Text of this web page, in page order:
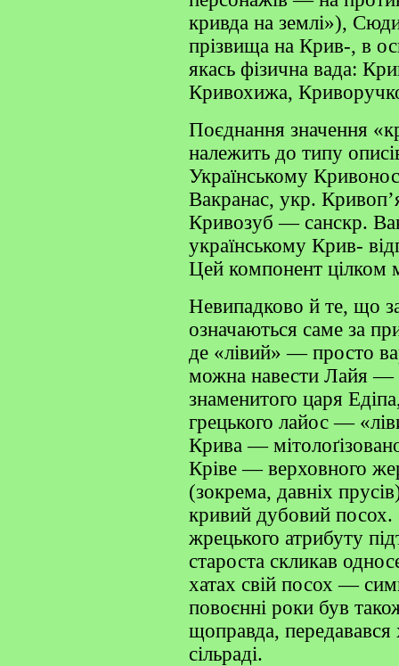
кривда на землі»),
прізвища на Крив-, в
якась фізична вада:
Кривохижа,
Поєднання значення
належить до типу
Українському Кривонос
Вакранас, укр.
Кривозуб — санскр.
українському Крив-
Цей компонент цілком
Невипадково й те, що
означаються саме за
де «лівий» — просто
можна навести Лайя —
знаменитого царя
грецького лайос —
Крива —
Кріве — верховного
(зокрема, давніх
кривий дубовий посох.
жрецького атрибуту
староста скликав
хатах свій посох —
повоєнні роки був
щоправда, передавався
сільраді.